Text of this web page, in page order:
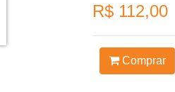
R$ 112,00
Comprar